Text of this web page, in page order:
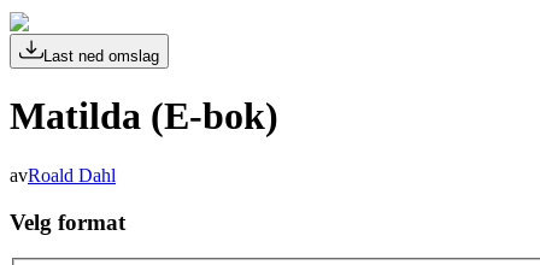
Last ned omslag
Matilda (E-bok)
avRoald Dahl
Velg format